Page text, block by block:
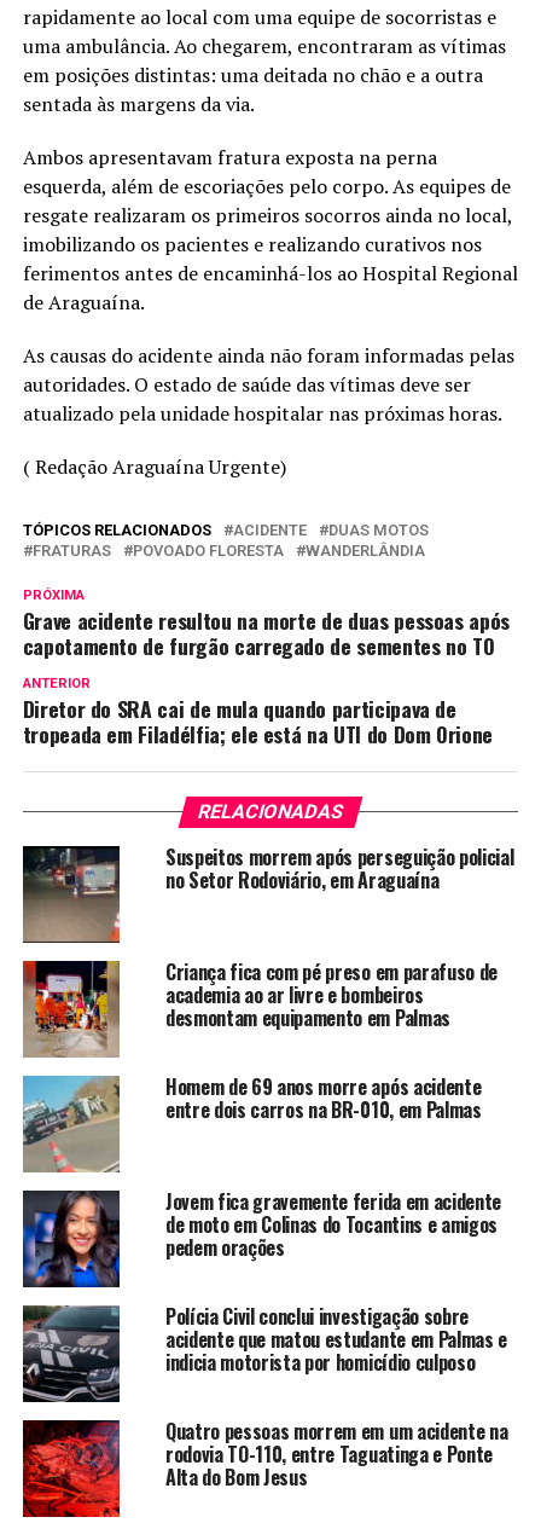
rapidamente ao local com uma equipe de socorristas e
uma ambulância. Ao chegarem, encontraram as vítimas
em posições distintas: uma deitada no chão e a outra
sentada às margens da via.
Ambos apresentavam fratura exposta na perna
esquerda, além de escoriações pelo corpo. As equipes de
resgate realizaram os primeiros socorros ainda no local,
imobilizando os pacientes e realizando curativos nos
ferimentos antes de encaminhá-los ao Hospital Regional
de Araguaína.
As causas do acidente ainda não foram informadas pelas
autoridades. O estado de saúde das vítimas deve ser
atualizado pela unidade hospitalar nas próximas horas.
( Redação Araguaína Urgente)
TÓPICOS RELACIONADOS ACIDENTE
DUAS MOTOS
FRATURAS
POVOADO FLORESTA WANDERLÂNDIA
PRÓXIMA
Grave acidente resultou na morte de duas pessoas após
capotamento de furgão carregado de sementes no TO
ANTERIOR
Diretor do SRA cai de mula quando participava de
tropeada em Filadélfia; ele está na UTI do Dom Orione
RELACIONADAS
Suspeitos morrem após perseguição policial
no Setor Rodoviário, em Araguaína
Criança fica com pé preso em parafuso de
academia ao ar livre e bombeiros
desmontam equipamento em Palmas
Homem de 69 anos morre após acidente
entre dois carros na BR-010, em Palmas
Jovem fica gravemente ferida em acidente
de moto em Colinas do Tocantins e amigos
pedem orações
Polícia Civil conclui investigação sobre
acidente que matou estudante em Palmas e
indicia motorista por homicídio culposo
Quatro pessoas morrem em um acidente na
rodovia TO-110, entre Taguatinga e Ponte
Alta do Bom Jesus